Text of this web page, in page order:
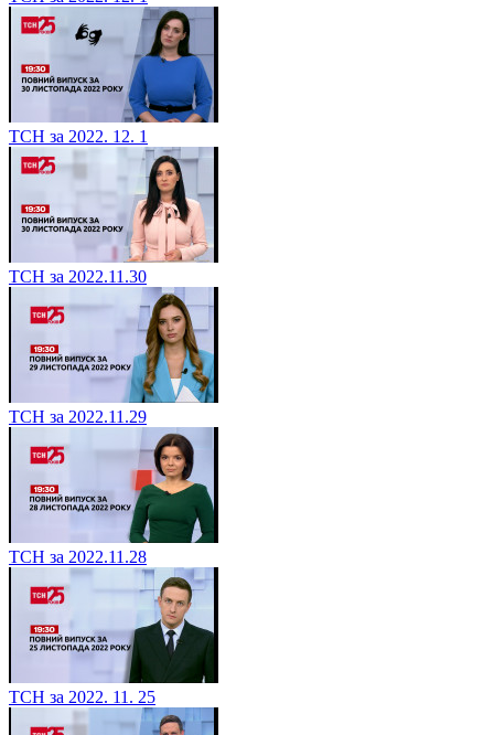
ТСН за 2022. 12. 1
ТСН за 2022.11.30
ТСН за 2022.11.29
ТСН за 2022.11.28
ТСН за 2022. 11. 25